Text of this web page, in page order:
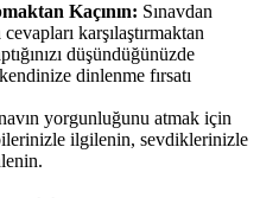
Kaçının: Sınavdan
karşılaştırmaktan
düşündüğünüzde
dinlenme fırsatı
yorgunluğunu atmak için
ilgilenin, sevdiklerinizle